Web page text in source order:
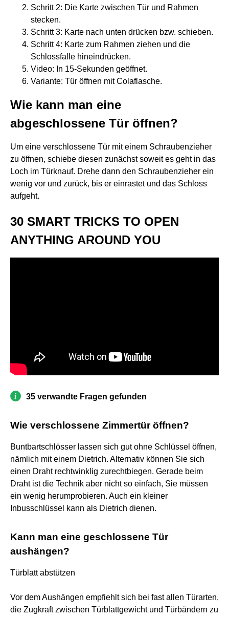
Schritt 2: Die Karte zwischen Tür und Rahmen
stecken.
Schritt 3: Karte nach unten drücken bzw. schieben.
Schritt 4: Karte zum Rahmen ziehen und die
Schlossfalle hineindrücken.
Video: In 15-Sekunden geöffnet.
Variante: Tür öffnen mit Colaflasche.
Wie kann man eine
abgeschlossene Tür öffnen?
Um eine verschlossene Tür mit einem Schraubenzieher
zu öffnen, schiebe diesen zunächst soweit es geht in das
Loch im Türknauf. Drehe dann den Schraubenzieher ein
wenig vor und zurück, bis er einrastet und das Schloss
aufgeht.
30 SMART TRICKS TO OPEN
ANYTHING AROUND YOU
35 verwandte Fragen gefunden
Wie verschlossene Zimmertür öffnen?
Buntbartschlösser lassen sich gut ohne Schlüssel öffnen,
nämlich mit einem Dietrich. Alternativ können Sie sich
einen Draht rechtwinklig zurechtbiegen. Gerade beim
Draht ist die Technik aber nicht so einfach, Sie müssen
ein wenig herumprobieren. Auch ein kleiner
Inbusschlüssel kann als Dietrich dienen.
Kann man eine geschlossene Tür
aushängen?
Türblatt abstützen
Vor dem Aushängen empfiehlt sich bei fast allen Türarten,
die Zugkraft zwischen Türblattgewicht und Türbändern zu